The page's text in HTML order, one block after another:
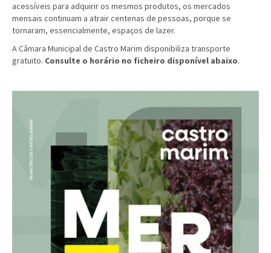
acessíveis para adquirir os mesmos produtos, os mercados
mensais continuam a atrair centenas de pessoas, porque se
tornaram, essencialmente, espaços de lazer.
A Câmara Municipal de Castro Marim disponibiliza transporte
gratuito. Consulte o horário no ficheiro disponível abaixo.